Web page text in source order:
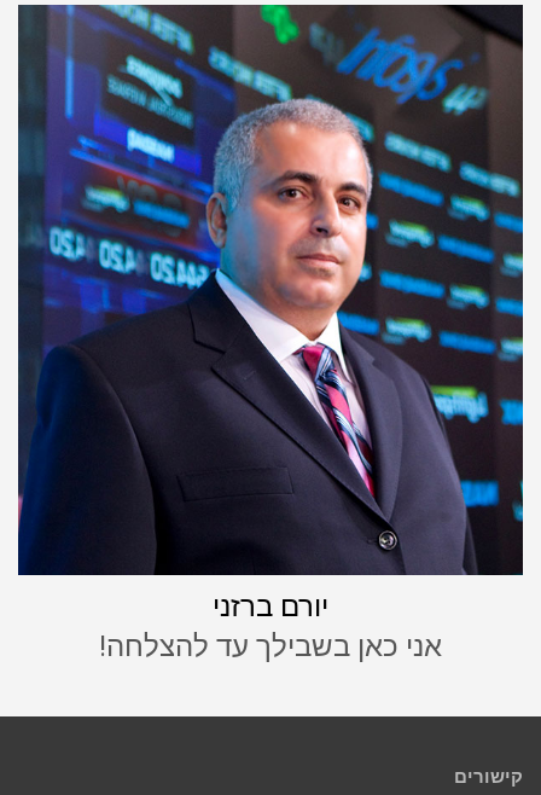
יורם ברזני
אני כאן בשבילך עד להצלחה!
קישורים